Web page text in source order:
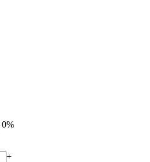
0%
+